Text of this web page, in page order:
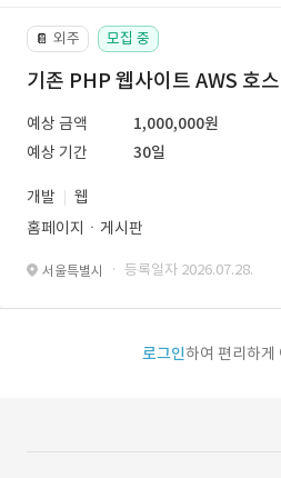
📔 외주 모집 중
기존 PHP 웹사이트 AWS 호
예상 금액
1,000,000원
예상 기간
30일
개발
웹
홈페이지ㆍ게시판
서울특별시 · 등록일자 2026.07.28.
로그인하여 편리하게